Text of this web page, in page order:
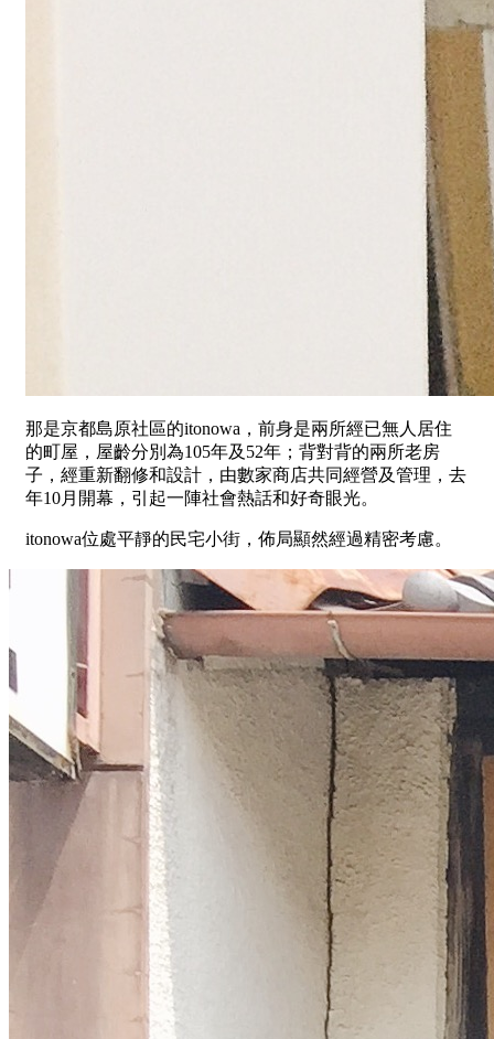
那是京都島原社區的itonowa，前身是兩所經已無人居住
的町屋，屋齡分別為105年及52年；背對背的兩所老房
子，經重新翻修和設計，由數家商店共同經營及管理，去
年10月開幕，引起一陣社會熱話和好奇眼光。
itonowa位處平靜的民宅小街，佈局顯然經過精密考慮。